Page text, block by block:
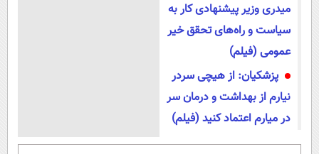
میدری وزیر پیشنهادی کار به
سیاست و راه‌های تحقق خیر
عمومی (فیلم)
پزشکیان: از هیچی سردر
نیارم از بهداشت و درمان سر
در میارم اعتماد کنید (فیلم)